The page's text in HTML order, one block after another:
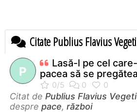
Citate Publius Flavius
P
Lasă-l pe cel
pacea să se
Citat de Publius Flavius
despre pace, război